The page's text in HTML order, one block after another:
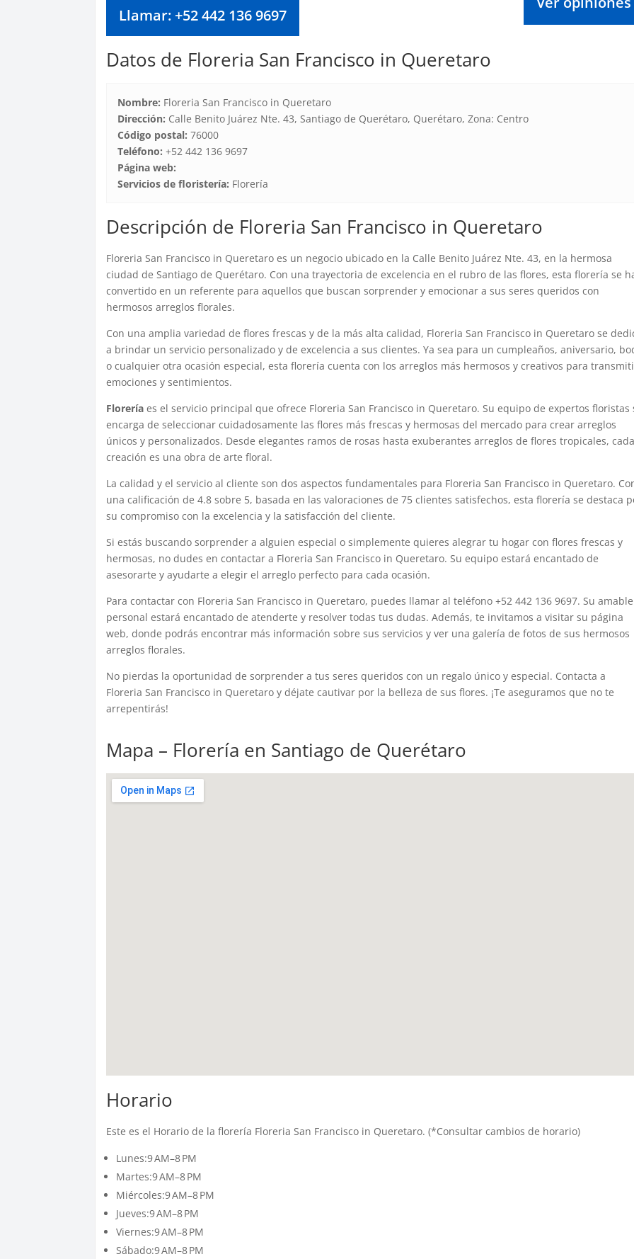
Llamar: +52 442 136 9697
Datos de Floreria San Francisco in Queretaro
Nombre: Floreria San Francisco in Queretaro
Dirección: Calle Benito Juárez Nte. 43, Santiago de Querétaro, Querétaro, Zona: Centro
Código postal: 76000
Teléfono: +52 442 136 9697
Página web:
Servicios de floristería: Florería
Descripción de Floreria San Francisco in Queretaro
Floreria San Francisco in Queretaro es un negocio ubicado en la Calle Benito Juárez Nte. 43, en la hermosa
ciudad de Santiago de Querétaro. Con una trayectoria de excelencia en el rubro de las flores, esta florería se
convertido en un referente para aquellos que buscan sorprender y emocionar a sus seres queridos con
hermosos arreglos florales.
Con una amplia variedad de flores frescas y de la más alta calidad, Floreria San Francisco in Queretaro se
a brindar un servicio personalizado y de excelencia a sus clientes. Ya sea para un cumpleaños, aniversario,
o cualquier otra ocasión especial, esta florería cuenta con los arreglos más hermosos y creativos para
emociones y sentimientos.
Florería es el servicio principal que ofrece Floreria San Francisco in Queretaro. Su equipo de expertos floristas
encarga de seleccionar cuidadosamente las flores más frescas y hermosas del mercado para crear arreglos
únicos y personalizados. Desde elegantes ramos de rosas hasta exuberantes arreglos de flores tropicales, cada
creación es una obra de arte floral.
La calidad y el servicio al cliente son dos aspectos fundamentales para Floreria San Francisco in Queretaro.
una calificación de 4.8 sobre 5, basada en las valoraciones de 75 clientes satisfechos, esta florería se destaca
su compromiso con la excelencia y la satisfacción del cliente.
Si estás buscando sorprender a alguien especial o simplemente quieres alegrar tu hogar con flores frescas y
hermosas, no dudes en contactar a Floreria San Francisco in Queretaro. Su equipo estará encantado de
asesorarte y ayudarte a elegir el arreglo perfecto para cada ocasión.
Para contactar con Floreria San Francisco in Queretaro, puedes llamar al teléfono +52 442 136 9697. Su amable
personal estará encantado de atenderte y resolver todas tus dudas. Además, te invitamos a visitar su página
web, donde podrás encontrar más información sobre sus servicios y ver una galería de fotos de sus hermosos
arreglos florales.
No pierdas la oportunidad de sorprender a tus seres queridos con un regalo único y especial. Contacta a
Floreria San Francisco in Queretaro y déjate cautivar por la belleza de sus flores. ¡Te aseguramos que no te
arrepentirás!
Mapa – Florería en Santiago de Querétaro
Horario
Este es el Horario de la florería Floreria San Francisco in Queretaro. (*Consultar cambios de horario)
Lunes:9 AM–8 PM
Martes:9 AM–8 PM
Miércoles:9 AM–8 PM
Jueves:9 AM–8 PM
Viernes:9 AM–8 PM
Sábado:9 AM–8 PM